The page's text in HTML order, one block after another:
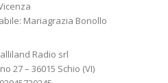
Mariagrazia Bonollo
Radio srl
27 – 36015 Schio (VI)